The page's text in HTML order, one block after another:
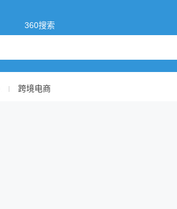
360搜索
跨境电商